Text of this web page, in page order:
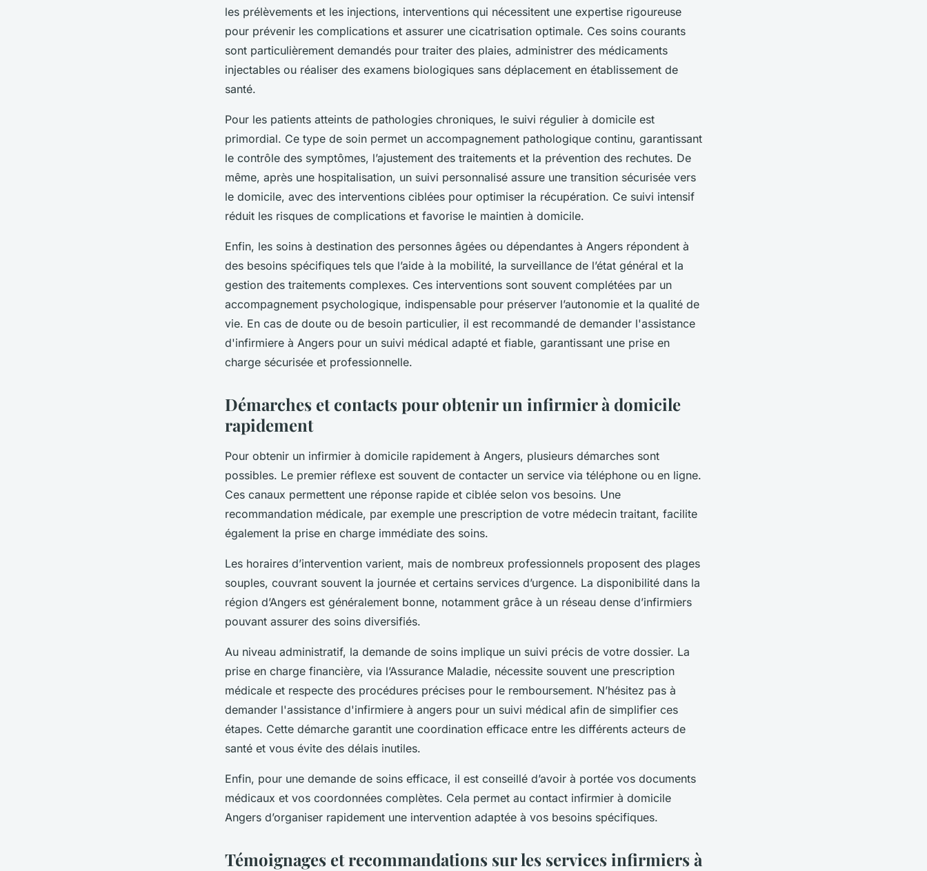
les prélèvements et les injections, interventions qui nécessitent une expertise rigoureuse
pour prévenir les complications et assurer une cicatrisation optimale. Ces soins courants
sont particulièrement demandés pour traiter des plaies, administrer des médicaments
injectables ou réaliser des examens biologiques sans déplacement en établissement de
santé.
Pour les patients atteints de pathologies chroniques, le suivi régulier à domicile est
primordial. Ce type de soin permet un accompagnement pathologique continu, garantissant
le contrôle des symptômes, l’ajustement des traitements et la prévention des rechutes. De
même, après une hospitalisation, un suivi personnalisé assure une transition sécurisée vers
le domicile, avec des interventions ciblées pour optimiser la récupération. Ce suivi intensif
réduit les risques de complications et favorise le maintien à domicile.
Enfin, les soins à destination des personnes âgées ou dépendantes à Angers répondent à
des besoins spécifiques tels que l’aide à la mobilité, la surveillance de l’état général et la
gestion des traitements complexes. Ces interventions sont souvent complétées par un
accompagnement psychologique, indispensable pour préserver l’autonomie et la qualité de
vie. En cas de doute ou de besoin particulier, il est recommandé de demander l'assistance
d'infirmiere à Angers pour un suivi médical adapté et fiable, garantissant une prise en
charge sécurisée et professionnelle.
Démarches et contacts pour obtenir un infirmier à domicile
rapidement
Pour obtenir un infirmier à domicile rapidement à Angers, plusieurs démarches sont
possibles. Le premier réflexe est souvent de contacter un service via téléphone ou en ligne.
Ces canaux permettent une réponse rapide et ciblée selon vos besoins. Une
recommandation médicale, par exemple une prescription de votre médecin traitant, facilite
également la prise en charge immédiate des soins.
Les horaires d’intervention varient, mais de nombreux professionnels proposent des plages
souples, couvrant souvent la journée et certains services d’urgence. La disponibilité dans la
région d’Angers est généralement bonne, notamment grâce à un réseau dense d’infirmiers
pouvant assurer des soins diversifiés.
Au niveau administratif, la demande de soins implique un suivi précis de votre dossier. La
prise en charge financière, via l’Assurance Maladie, nécessite souvent une prescription
médicale et respecte des procédures précises pour le remboursement. N’hésitez pas à
demander l'assistance d'infirmiere à angers pour un suivi médical afin de simplifier ces
étapes. Cette démarche garantit une coordination efficace entre les différents acteurs de
santé et vous évite des délais inutiles.
Enfin, pour une demande de soins efficace, il est conseillé d’avoir à portée vos documents
médicaux et vos coordonnées complètes. Cela permet au contact infirmier à domicile
Angers d’organiser rapidement une intervention adaptée à vos besoins spécifiques.
Témoignages et recommandations sur les services infirmiers à